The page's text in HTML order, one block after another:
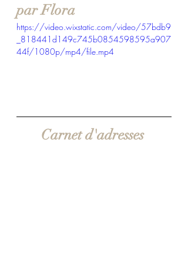
par Flora
https://video.wixstatic.com/video/57bdb9
_818441d149c745b0854598595a907
44f/1080p/mp4/file.mp4
Carnet d'adresses